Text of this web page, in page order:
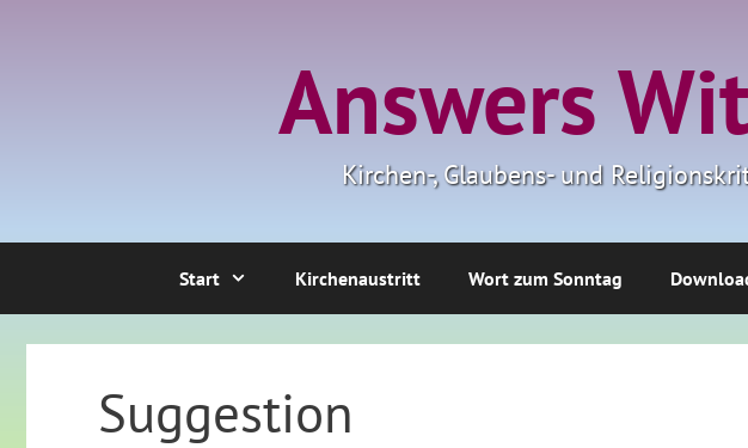
Answers
Kirchen-, Glaubens- und
Start Kirchenaustritt Wort zum Sonntag
Suggestion